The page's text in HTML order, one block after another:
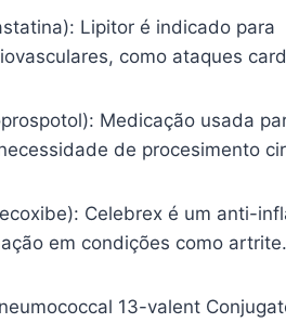
Lipitor é indicado
como ataques
Medicação usada
de procesimento
Celebrex é um anti-
em condições como artrite.
13-valent